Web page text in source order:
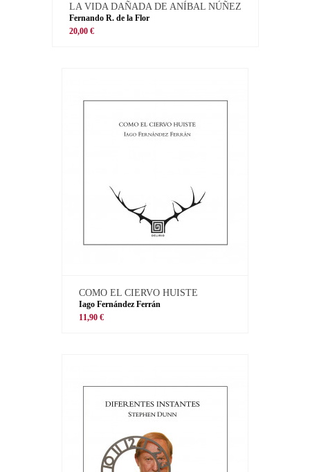
LA VIDA DAÑADA DE ANÍBAL NÚÑEZ
Fernando R. de la Flor
20,00 €
COMO EL CIERVO HUISTE
Iago Fernández Ferrán
11,90 €